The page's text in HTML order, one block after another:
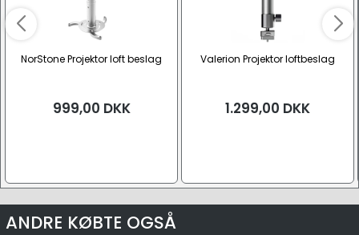
NorStone Projektor loft beslag
999,00 DKK
Valerion Projektor loftbeslag
1.299,00 DKK
ANDRE KØBTE OGSÅ